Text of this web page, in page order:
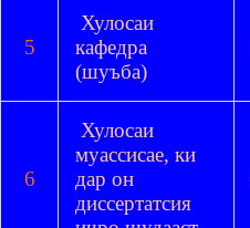
5
Хулосаи
кафедра
(шуъба)
6
Хулосаи
муассисае, ки
дар он
диссертатсия